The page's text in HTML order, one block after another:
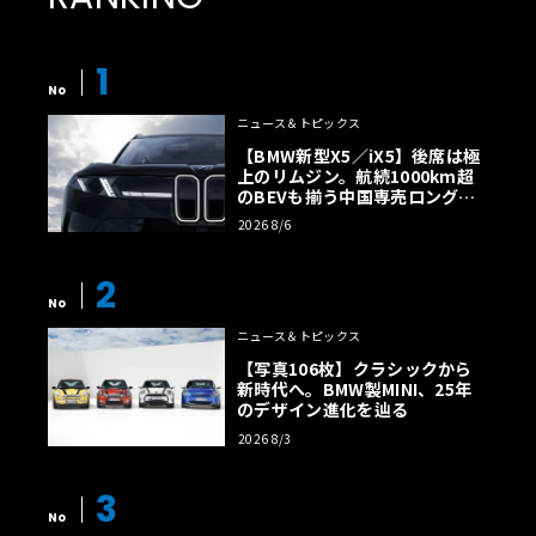
No 1
ニュース＆トピックス
【BMW新型X5／iX5】後席は極
上のリムジン。航続1000km超
のBEVも揃う中国専売ロング仕
様の全貌
2026 8/6
No 2
ニュース＆トピックス
【写真106枚】クラシックから
新時代へ。BMW製MINI、25年
のデザイン進化を辿る
2026 8/3
No 3